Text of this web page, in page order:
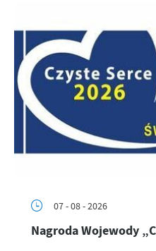
07 - 08 - 2026
Nagroda Wojewody